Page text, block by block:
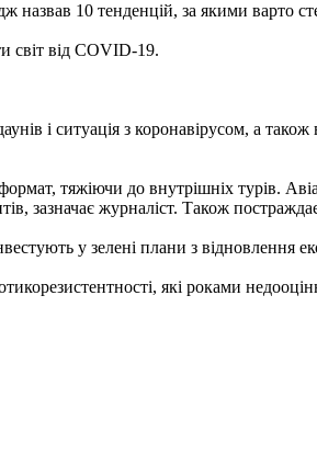
назвав 10 тенденцій, за якими варто
світ від COVID-19.
і ситуація з коронавірусом, а також
тяжіючи до внутрішніх турів.
зазначає журналіст. Також
у зелені плани з відновлення
які роками